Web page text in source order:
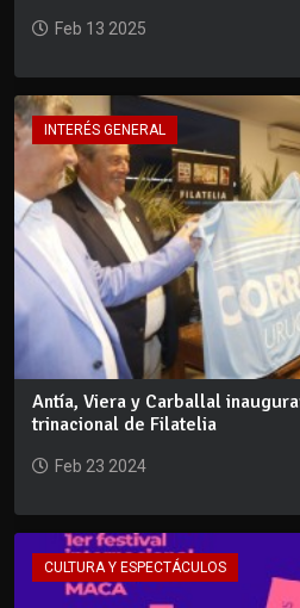
Feb 13 2025
INTERÉS GENERAL
Antía, Viera y Carballal
trinacional de Filatelia
Feb 23 2024
CULTURA Y ESPECTÁCULOS